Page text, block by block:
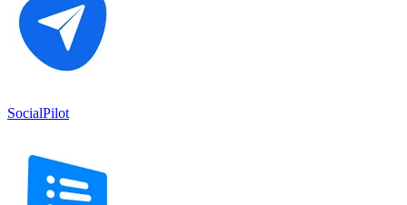
SocialPilot